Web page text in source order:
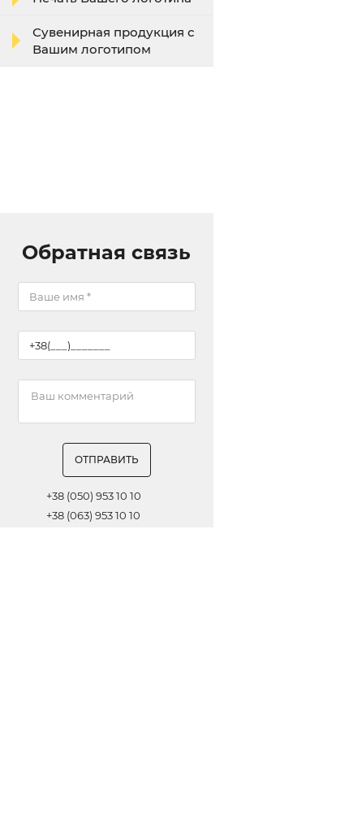
Сувенирная продукция с
Вашим логотипом
Обратная связь
ОТПРАВИТЬ
+38 (050) 953 10 10
+38 (063) 953 10 10